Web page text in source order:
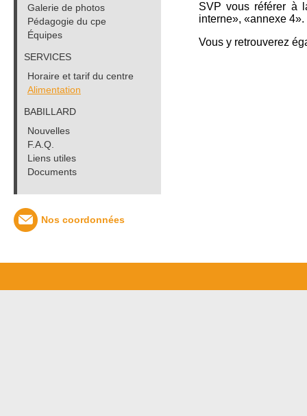
Galerie de photos
Pédagogie du cpe
Équipes
SERVICES
Horaire et tarif du centre
Alimentation
BABILLARD
Nouvelles
F.A.Q.
Liens utiles
Documents
Nos coordonnées
SVP vous référer à
interne», «annexe 4».
Vous y retrouverez